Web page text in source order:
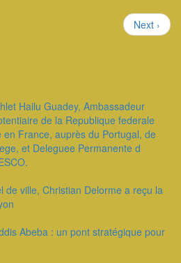
Page
suivante
Next ›
Hailu Guadey, Ambassadeur
de la Republique federale
France, auprès du Portugal, de
et Deleguee Permanente d
de ville, Christian Delorme a reçu la
Abeba : un pont stratégique pour